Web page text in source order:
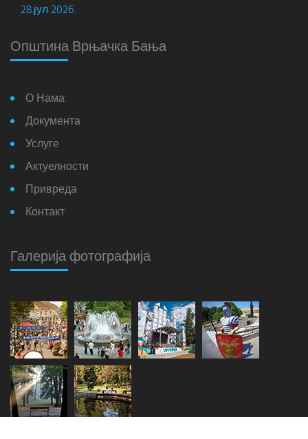
28.јул 2026.
Општина Врњачка Бања
О Нама
Документа
Услуге
Актуелности
Привреда
Контакт
Галерија фотографија